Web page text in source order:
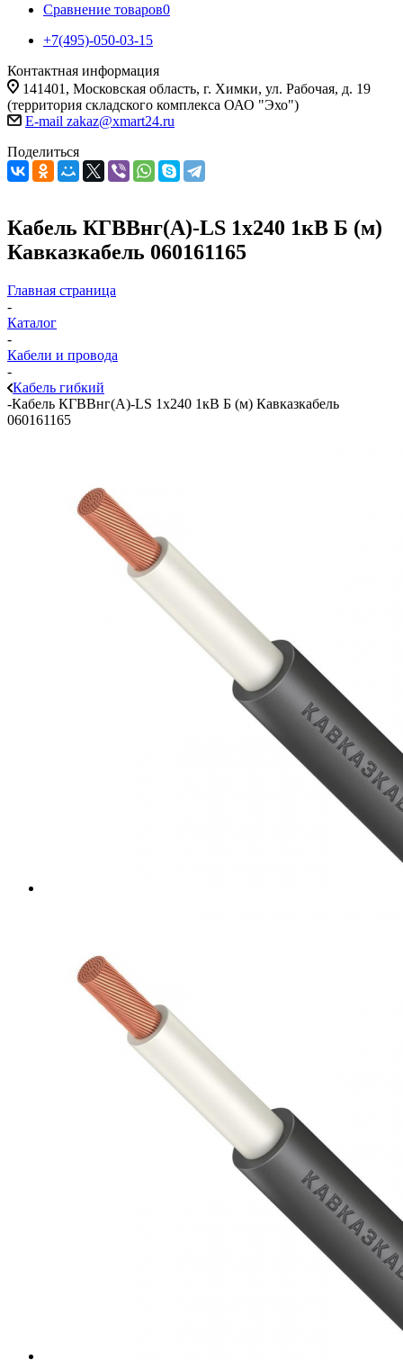
Сравнение товаров0
+7(495)-050-03-15
Контактная информация
141401, Московская область, г. Химки, ул. Рабочая, д. 19
(территория складского комплекса ОАО "Эхо")
E-mail zakaz@xmart24.ru
Поделиться
Кабель КГВВнг(А)-LS 1х240 1кВ Б (м)
Кавказкабель 060161165
Главная страница
-
Каталог
-
Кабели и провода
-
Кабель гибкий
-Кабель КГВВнг(А)-LS 1х240 1кВ Б (м) Кавказкабель
060161165